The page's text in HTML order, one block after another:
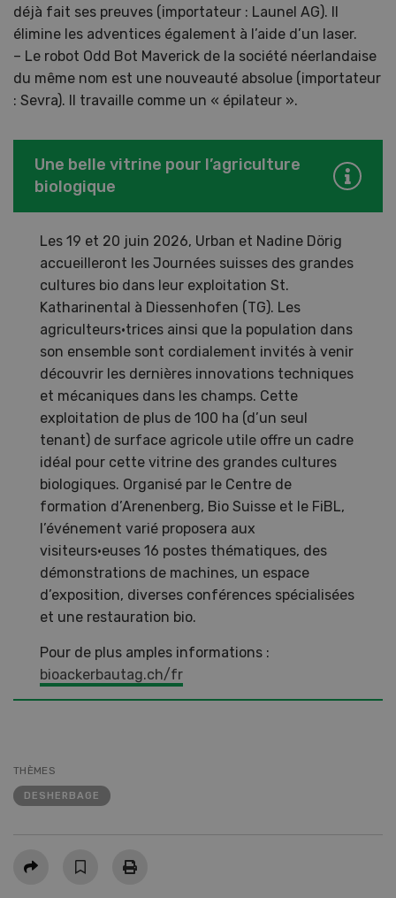
déjà fait ses preuves (importateur : Launel AG). Il
élimine les adventices également à l’aide d’un laser.
– Le robot Odd Bot Maverick de la société néerlandaise
du même nom est une nouveauté absolue (importateur
: Sevra). Il travaille comme un « épilateur ».
Une belle vitrine pour l’agriculture
biologique
Les 19 et 20 juin 2026, Urban et Nadine Dörig
accueilleront les Journées suisses des grandes
cultures bio dans leur exploitation St.
Katharinental à Diessenhofen (TG). Les
agriculteurs·trices ainsi que la population dans
son ensemble sont cordialement invités à venir
découvrir les dernières innovations techniques
et mécaniques dans les champs. Cette
exploitation de plus de 100 ha (d’un seul
tenant) de surface agricole utile offre un cadre
idéal pour cette vitrine des grandes cultures
biologiques. Organisé par le Centre de
formation d’Arenenberg, Bio Suisse et le FiBL,
l’événement varié proposera aux
visiteurs·euses 16 postes thématiques, des
démonstrations de machines, un espace
d’exposition, diverses conférences spécialisées
et une restauration bio.
Pour de plus amples informations :
bioackerbautag.ch/fr
THÈMES
DESHERBAGE
Partager